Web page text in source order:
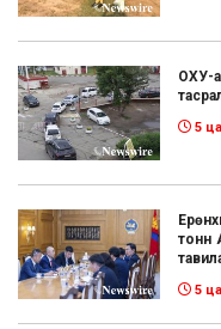
5
тонн
5